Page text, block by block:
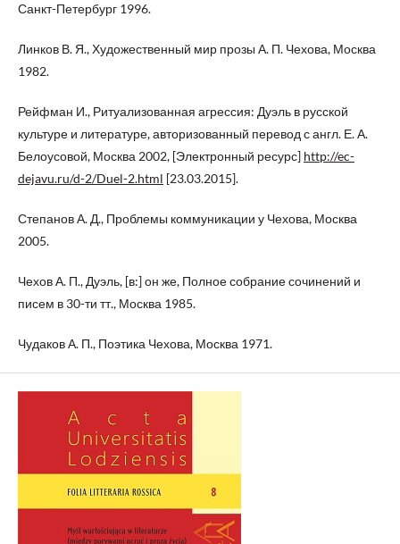
Санкт-Петербург 1996.
Линков В. Я., Художественный мир прозы А. П. Чехова, Москва
1982.
Рейфман И., Ритуализованная агрессия: Дуэль в русской
культуре и литературе, авторизованный перевод с англ. Е. А.
Белоусовой, Москва 2002, [Электронный ресурс] http://ec-
dejavu.ru/d-2/Duel-2.html [23.03.2015].
Степанов А. Д., Проблемы коммуникации у Чехова, Москва
2005.
Чехов А. П., Дуэль, [в:] он же, Полное собрание сочинений и
писем в 30-ти тт., Москва 1985.
Чудаков А. П., Поэтика Чехова, Москва 1971.